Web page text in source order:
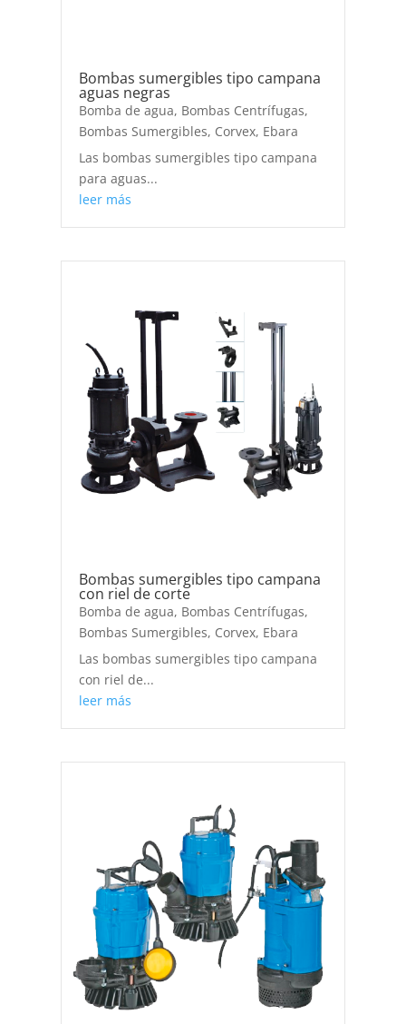
Bombas sumergibles tipo campana
aguas negras
Bomba de agua, Bombas Centrífugas,
Bombas Sumergibles, Corvex, Ebara
Las bombas sumergibles tipo campana
para aguas...
leer más
Bombas sumergibles tipo campana
con riel de corte
Bomba de agua, Bombas Centrífugas,
Bombas Sumergibles, Corvex, Ebara
Las bombas sumergibles tipo campana
con riel de...
leer más